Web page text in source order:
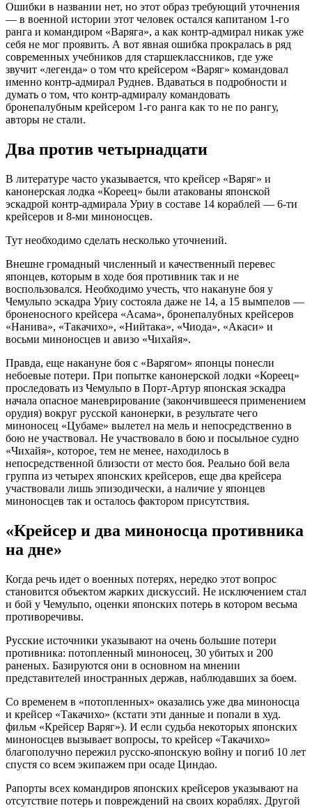
Ошибки в названии нет, но этот образ требующий уточнения
— в военной истории этот человек остался капитаном 1-го
ранга и командиром «Варяга», а как контр-адмирал никак уже
себя не мог проявить. А вот явная ошибка прокралась в ряд
современных учебников для старшеклассников, где уже
звучит «легенда» о том что крейсером «Варяг» командовал
именно контр-адмирал Руднев. Вдаваться в подробности и
думать о том, что контр-адмиралу командовать
бронепалубным крейсером 1-го ранга как то не по рангу,
авторы не стали.
Два против четырнадцати
В литературе часто указывается, что крейсер «Варяг» и
канонерская лодка «Кореец» были атакованы японской
эскадрой контр-адмирала Уриу в составе 14 кораблей — 6-ти
крейсеров и 8-ми миноносцев.
Тут необходимо сделать несколько уточнений.
Внешне громадный численный и качественный перевес
японцев, которым в ходе боя противник так и не
воспользовался. Необходимо учесть, что накануне боя у
Чемульпо эскадра Уриу состояла даже не 14, а 15 вымпелов —
броненосного крейсера «Асама», бронепалубных крейсеров
«Нанива», «Такачихо», «Нийтака», «Чиода», «Акаси» и
восьми миноносцев и авизо «Чихайя».
Правда, еще накануне боя с «Варягом» японцы понесли
небоевые потери. При попытке канонерской лодки «Кореец»
проследовать из Чемульпо в Порт-Артур японская эскадра
начала опасное маневрирование (закончившееся применением
орудия) вокруг русской канонерки, в результате чего
миноносец «Цубаме» вылетел на мель и непосредственно в
бою не участвовал. Не участвовало в бою и посыльное судно
«Чихайя», которое, тем не менее, находилось в
непосредственной близости от место боя. Реально бой вела
группа из четырех японских крейсеров, еще два крейсера
участвовали лишь эпизодически, а наличие у японцев
миноносцев так и осталось фактором присутствия.
«Крейсер и два миноносца противника
на дне»
Когда речь идет о военных потерях, нередко этот вопрос
становится объектом жарких дискуссий. Не исключением стал
и бой у Чемульпо, оценки японских потерь в котором весьма
противоречивы.
Русские источники указывают на очень большие потери
противника: потопленный миноносец, 30 убитых и 200
раненых. Базируются они в основном на мнении
представителей иностранных держав, наблюдавших за боем.
Со временем в «потопленных» оказались уже два миноносца
и крейсер «Такачихо» (кстати эти данные и попали в худ.
фильм «Крейсер Варяг»). И если судьба некоторых японских
миноносцев вызывает вопросы, то крейсер «Такачихо»
благополучно пережил русско-японскую войну и погиб 10 лет
спустя со всем экипажем при осаде Циндао.
Рапорты всех командиров японских крейсеров указывают на
отсутствие потерь и повреждений на своих кораблях. Другой